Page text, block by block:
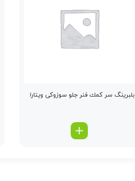
بلبرینگ سر كمك فنر جلو سوزوکی ویتارا